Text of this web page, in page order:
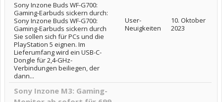
Sony Inzone Buds WF-G700:
Gaming-Earbuds sickern durch:
Sony Inzone Buds WF-G700:
Gaming-Earbuds sickern durch
Sie sollen sich für PCs und die
PlayStation 5 eignen. Im
Lieferumfang wird ein USB-C-
Dongle für 2,4-GHz-
Verbindungen beiliegen, der
dann...
User-
Neuigkeiten
10. Oktober
2023
Sony Inzone M3: Gaming-